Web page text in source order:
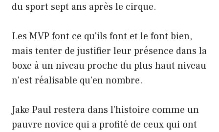
du sport sept ans après le cirque.
Les MVP font ce qu'ils font et le font bien,
mais tenter de justifier leur présence dans la
boxe à un niveau proche du plus haut niveau
n'est réalisable qu'en nombre.
Jake Paul restera dans l’histoire comme un
pauvre novice qui a profité de ceux qui ont